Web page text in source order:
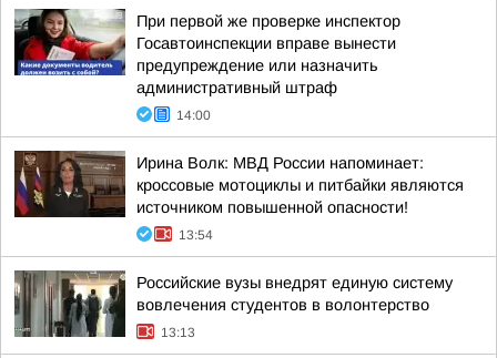
При первой же проверке инспектор
Госавтоинспекции вправе вынести
предупреждение или назначить
административный штраф
14:00
Ирина Волк: МВД России напоминает:
кроссовые мотоциклы и питбайки являются
источником повышенной опасности!
13:54
Российские вузы внедрят единую систему
вовлечения студентов в волонтерство
13:13